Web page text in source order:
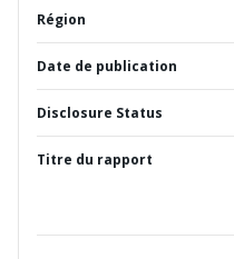
Région
Date de publication
Disclosure Status
Titre du rapport